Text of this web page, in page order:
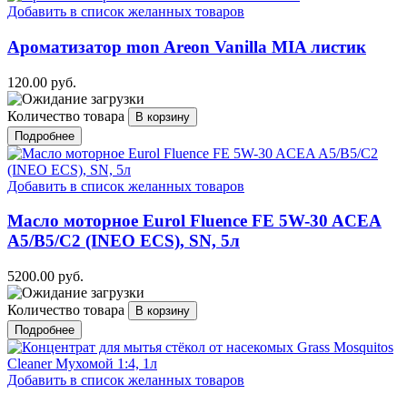
Добавить в список желанных товаров
Ароматизатор mon Areon Vanilla MIA листик
120.00 руб.
Количество товара
Подробнее
Добавить в список желанных товаров
Масло моторное Eurol Fluence FE 5W-30 ACEA
A5/B5/C2 (INEO ECS), SN, 5л
5200.00 руб.
Количество товара
Подробнее
Добавить в список желанных товаров